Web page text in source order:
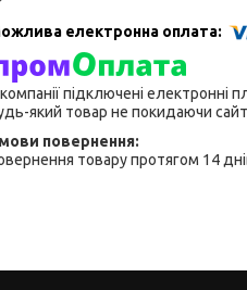
підключені електронні
який товар не покидаючи
товару протягом 14